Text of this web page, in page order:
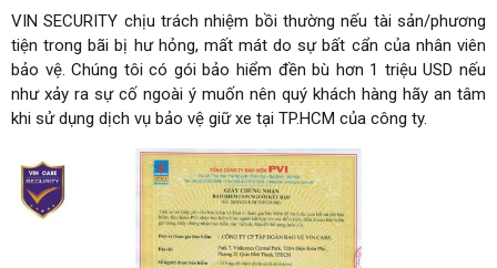
VIN SECURITY chịu trách nhiệm bồi thường nếu tài sản/phương
tiện trong bãi bị hư hỏng, mất mát do sự bất cẩn của nhân viên
bảo vệ. Chúng tôi có gói bảo hiểm đền bù hơn 1 triệu USD nếu
như xảy ra sự cố ngoài ý muốn nên quý khách hàng hãy an tâm
khi sử dụng dịch vụ bảo vệ giữ xe tại TP.HCM của công ty.